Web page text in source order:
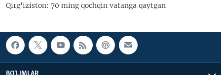
Qirg'iziston: 70 ming qochqin vatanga qaytgan